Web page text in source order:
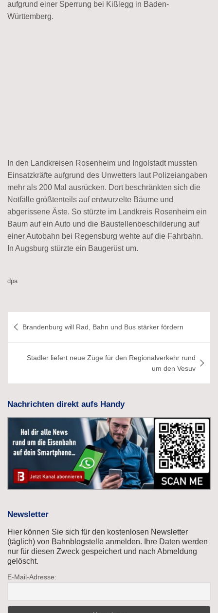
aufgrund einer Sperrung bei Kißlegg in Baden-
Württemberg.
In den Landkreisen Rosenheim und Ingolstadt mussten
Einsatzkräfte aufgrund des Unwetters laut Polizeiangaben
mehr als 200 Mal ausrücken. Dort beschränkten sich die
Notfälle größtenteils auf entwurzelte Bäume und
abgerissene Äste. So stürzte im Landkreis Rosenheim ein
Baum auf ein Auto und die Baustellenbeschilderung auf
einer Autobahn bei Regensburg wehte auf die Fahrbahn.
In Augsburg stürzte ein Baugerüst um.
dpa
Brandenburg will Rad, Bahn und Bus stärker fördern
Stadler liefert neue Züge für den Regionalverkehr rund
um den Vesuv
Nachrichten direkt aufs Handy
Newsletter
Hier können Sie sich für den kostenlosen Newsletter
(täglich) von Bahnblogstelle anmelden. Ihre Daten werden
nur für diesen Zweck gespeichert und nach Abmeldung
gelöscht.
E-Mail-Adresse: